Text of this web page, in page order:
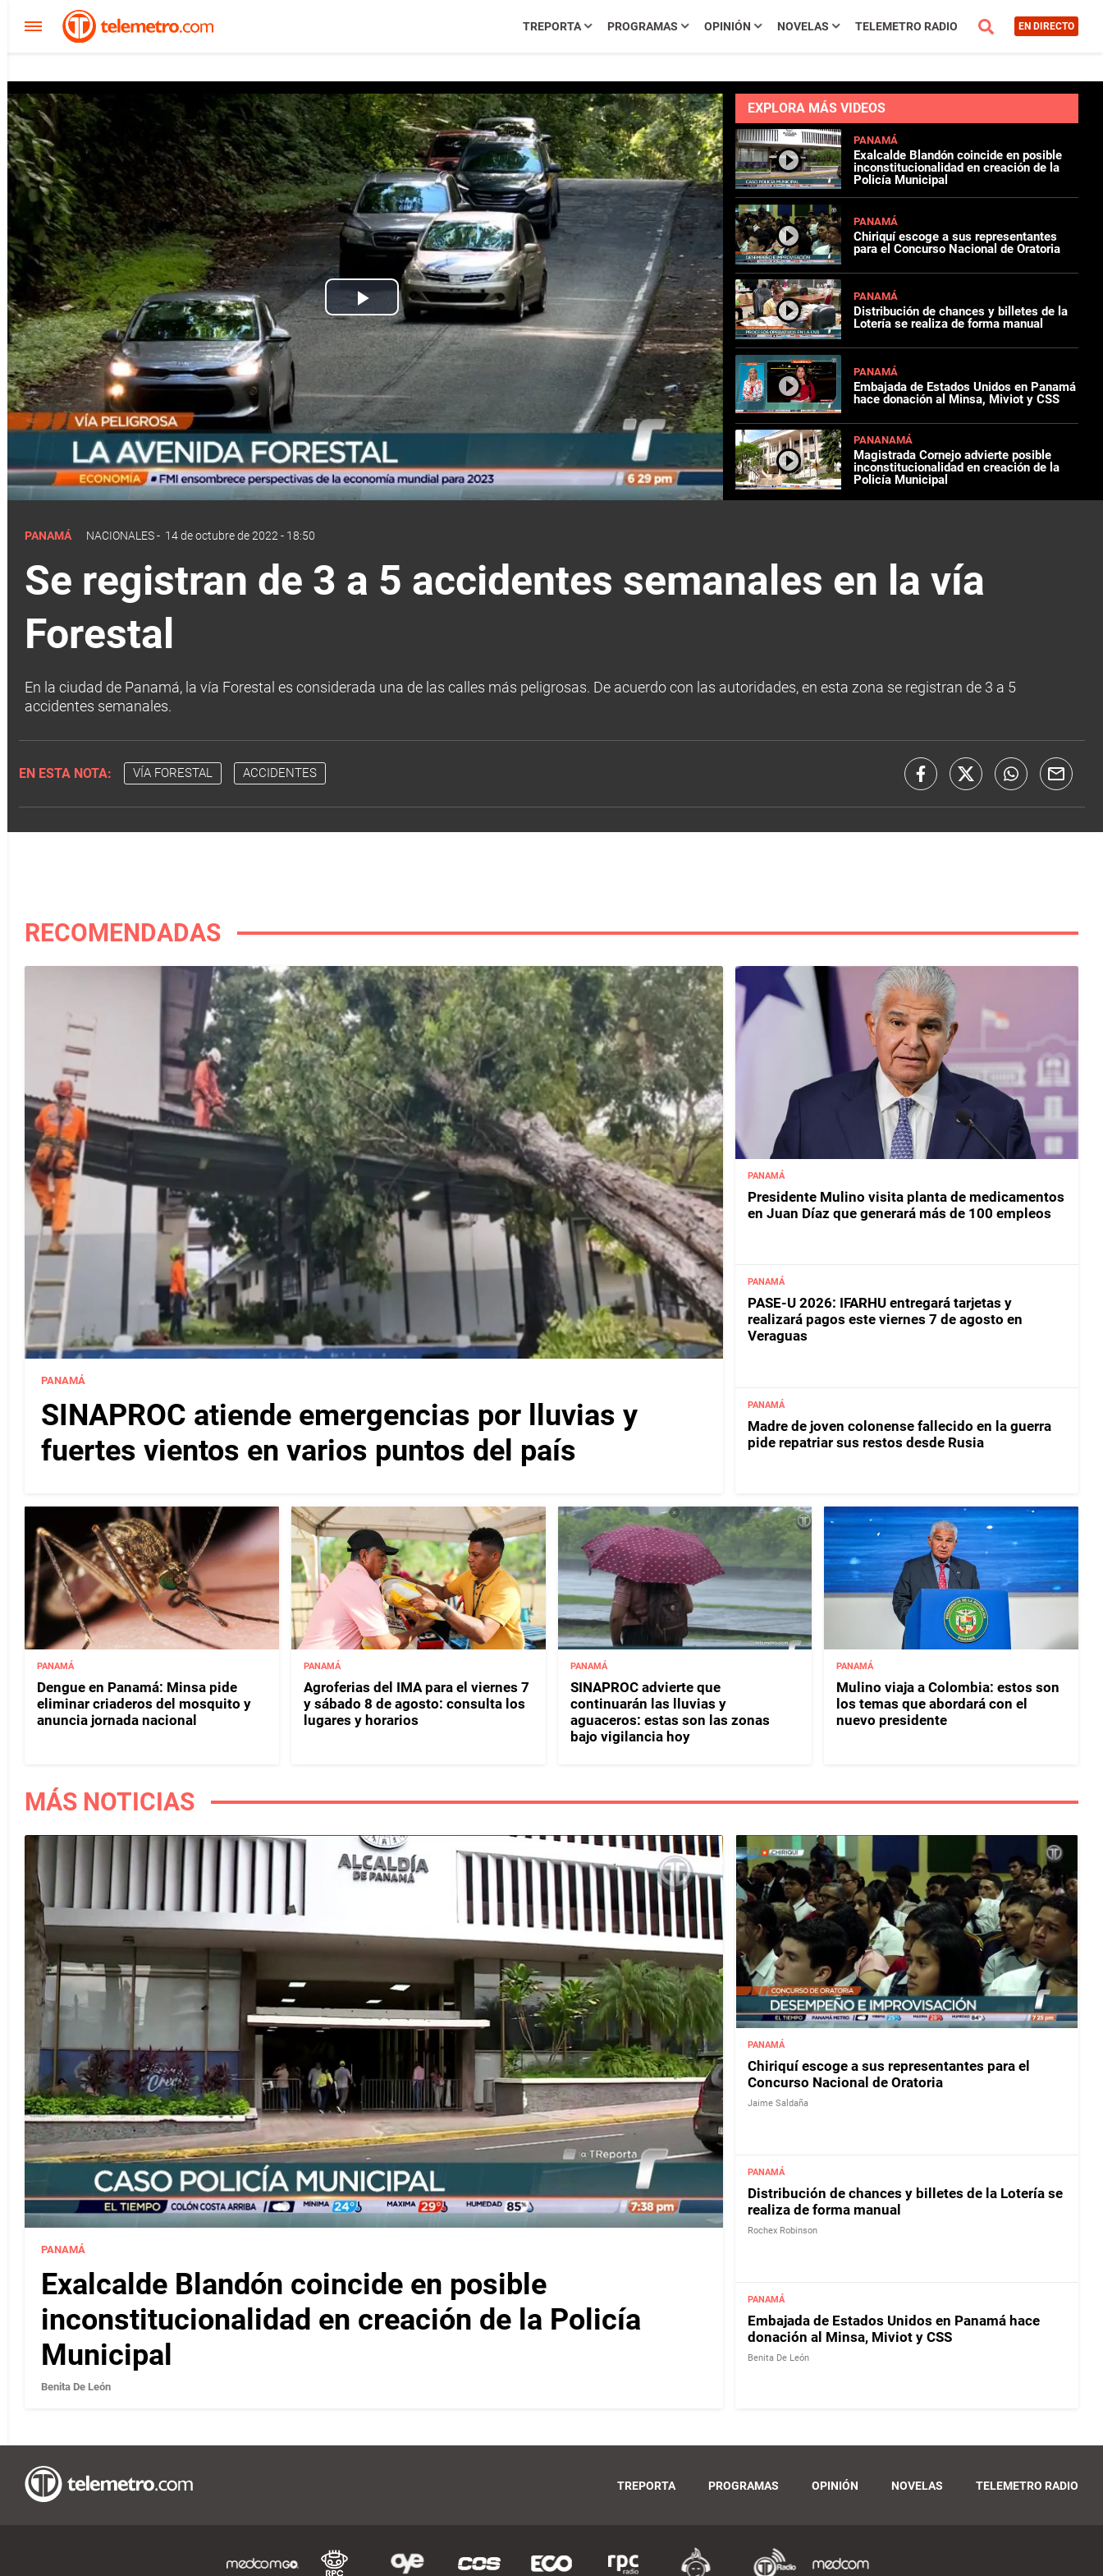
TREPORTA PROGRAMAS OPINIÓN NOVELAS TELEMETRO RADIO EN DIRECTO
Play
Video
EXPLORA MÁS VIDEOS
PANAMÁ
Exalcalde Blandón coincide en posible
inconstitucionalidad en creación de la
Policía Municipal
PANAMÁ
Chiriquí escoge a sus representantes
para el Concurso Nacional de Oratoria
PANAMÁ
Distribución de chances y billetes de la
Lotería se realiza de forma manual
PANAMÁ
Embajada de Estados Unidos en Panamá
hace donación al Minsa, Miviot y CSS
PANANAMÁ
Magistrada Cornejo advierte posible
inconstitucionalidad en creación de la
Policía Municipal
PANAMÁ NACIONALES- 14 de octubre de 2022 - 18:50
Se registran de 3 a 5 accidentes semanales en la vía
Forestal
En la ciudad de Panamá, la vía Forestal es considerada una de las calles más peligrosas. De acuerdo con las autoridades, en esta zona se registran de 3 a 5
accidentes semanales.
EN ESTA NOTA: VÍA FORESTAL ACCIDENTES
RECOMENDADAS
PANAMÁ
SINAPROC atiende emergencias por lluvias y
fuertes vientos en varios puntos del país
PANAMÁ
Presidente Mulino visita planta de medicamentos
en Juan Díaz que generará más de 100 empleos
PANAMÁ
PASE-U 2026: IFARHU entregará tarjetas y
realizará pagos este viernes 7 de agosto en
Veraguas
PANAMÁ
Madre de joven colonense fallecido en la guerra
pide repatriar sus restos desde Rusia
PANAMÁ
Dengue en Panamá: Minsa pide
eliminar criaderos del mosquito y
anuncia jornada nacional
PANAMÁ
Agroferias del IMA para el viernes 7
y sábado 8 de agosto: consulta los
lugares y horarios
PANAMÁ
SINAPROC advierte que
continuarán las lluvias y
aguaceros: estas son las zonas
bajo vigilancia hoy
PANAMÁ
Mulino viaja a Colombia: estos son
los temas que abordará con el
nuevo presidente
MÁS NOTICIAS
PANAMÁ
Exalcalde Blandón coincide en posible
inconstitucionalidad en creación de la Policía
Municipal
Benita De León
PANAMÁ
Chiriquí escoge a sus representantes para el
Concurso Nacional de Oratoria
Jaime Saldaña
PANAMÁ
Distribución de chances y billetes de la Lotería se
realiza de forma manual
Rochex Robinson
PANAMÁ
Embajada de Estados Unidos en Panamá hace
donación al Minsa, Miviot y CSS
Benita De León
TREPORTA PROGRAMAS OPINIÓN NOVELAS TELEMETRO RADIO